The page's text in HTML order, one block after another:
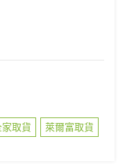
震盪片 20mm超聲波霧化
取貨 萊爾富取貨